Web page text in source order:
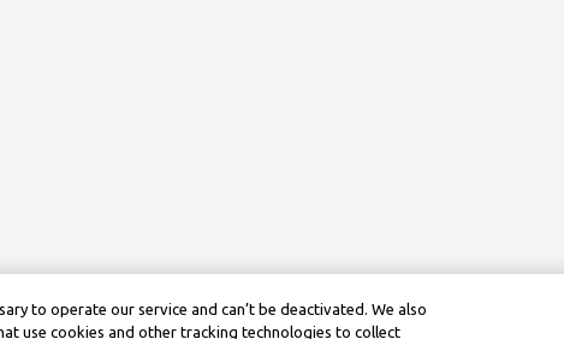
to operate our service and can’t be deactivated. We also
use cookies and other tracking technologies to collect